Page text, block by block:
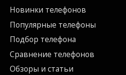
Новинки телефонов
Популярные телефоны
Подбор телефона
Сравнение телефонов
Обзоры и статьи